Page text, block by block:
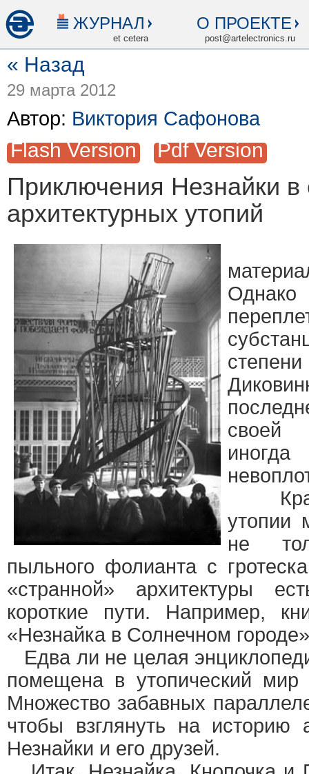
ЖУРНАЛ
et cetera
О ПРОЕКТЕ
post@artelectronics.ru
« Назад
29 марта 2012
Автор: Виктория Сафонова
Flash Version Pdf Version
Приключения Незнайки в
архитектурных утопий
своей
утопии
не
пыльного фолианта с
«странной» архитектуры
короткие пути. Например,
«Незнайка в Солнечном
Едва ли не целая
помещена в утопический мир
Множество забавных
чтобы взглянуть на историю
Незнайки и его друзей.